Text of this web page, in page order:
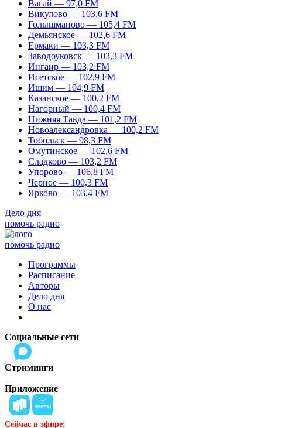
Вагай — 97,0 FM
Викулово — 103,6 FM
Голышманово — 105,4 FM
Демьянское — 102,6 FM
Ермаки — 103,3 FM
Заводоуковск — 103,3 FM
Ингаир — 103,2 FM
Исетское — 102,9 FM
Ишим — 104,9 FM
Казанское — 100,2 FM
Нагорный — 100,4 FM
Нижняя Тавда — 101,2 FM
Новоалександровка — 100,2 FM
Тобольск — 98,3 FM
Омутинское — 102,6 FM
Сладково — 103,2 FM
Упорово — 106,8 FM
Черное — 100,3 FM
Ярково — 103,4 FM
Дело дня
помочь радио
помочь радио
Программы
Расписание
Авторы
Дело дня
О нас
Социальные сети
Стриминги
Приложение
Сейчас в эфире: